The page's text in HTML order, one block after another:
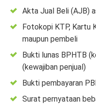
Akta Jual Beli (AJB)
Fotokopi KTP, Kartu
maupun pembeli
Bukti lunas BPHTB
(kewajiban penjual)
Bukti pembayaran
Surat pernyataan